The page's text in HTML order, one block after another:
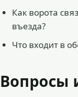
Как ворота
въезда?
Что входит в
Вопросы